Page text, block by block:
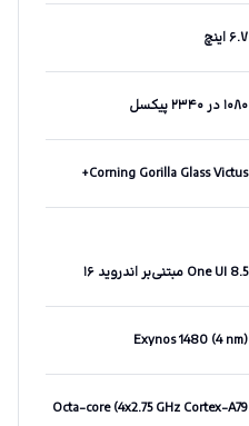
۶.۷ اینچ
۱۰۸۰ در ۲۳۴۰ پیکسل
Corning Gorilla Glass Victus+
One UI 8.5 مبتنی‌بر اندروید ۱۶
Exynos 1480 (4 nm)
Octa-core (4x2.75 GHz Cortex-A79